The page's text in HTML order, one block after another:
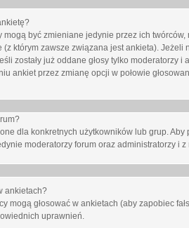
mogą być zmieniane jedynie przez ich
którym zawsze związana jest ankieta).
zostały już oddane głosy tylko
ankiet przez zmianę opcji w połowie
dla konkretnych użytkowników lub grup.
moderatorzy forum oraz administratorzy i
ankietach?
mogą głosować w ankietach (aby zapobiec
uprawnień.